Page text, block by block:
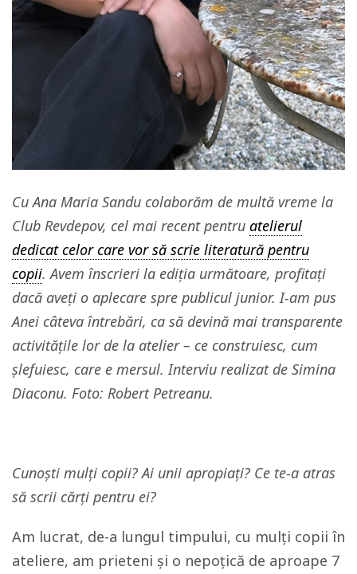
Cu Ana Maria Sandu colaborăm de multă vreme la
Club Revdepov, cel mai recent pentru atelierul
dedicat celor care vor să scrie literatură pentru
copii. Avem înscrieri la ediția următoare, profitați
dacă aveți o aplecare spre publicul junior. I-am pus
Anei câteva întrebări, ca să devină mai transparente
activitățile lor de la atelier – ce construiesc, cum
șlefuiesc, care e mersul. Interviu realizat de Simina
Diaconu. Foto: Robert Petreanu.
Cunoști mulți copii? Ai unii apropiați? Ce te-a atras
să scrii cărți pentru ei?
Am lucrat, de-a lungul timpului, cu mulți copii în
ateliere, am prieteni și o nepoțică de aproape 7